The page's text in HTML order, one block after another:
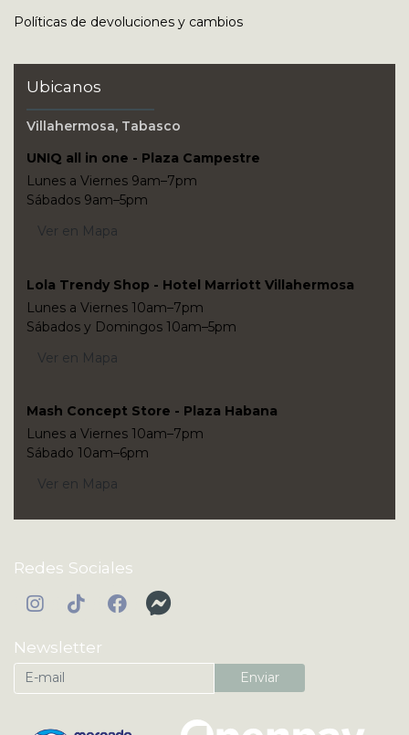
Políticas de devoluciones y cambios
Ubicanos
Villahermosa, Tabasco
UNIQ all in one - Plaza Campestre
Lunes a Viernes 9am–7pm
Sábados 9am–5pm
Ver en Mapa
Lola Trendy Shop - Hotel Marriott Villahermosa
Lunes a Viernes 10am–7pm
Sábados y Domingos 10am–5pm
Ver en Mapa
Mash Concept Store - Plaza Habana
Lunes a Viernes 10am–7pm
Sábado 10am–6pm
Ver en Mapa
Redes Sociales
Newsletter
Enviar